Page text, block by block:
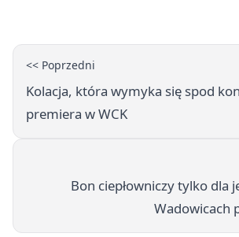
<< Poprzedni
Kolacja, która wymyka się spod
premiera w WCK
Bon ciepłowniczy tylko dla
Wadowicach